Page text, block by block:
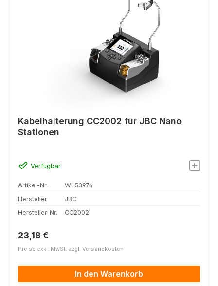
Kabelhalterung CC2002 für JBC Nano
Stationen
Verfügbar
Artikel-Nr.
WL53974
Hersteller
JBC
Hersteller-Nr.
CC2002
Regulärer Preis:
23,18 €
Preise exkl. MwSt. zzgl. Versandkosten
In den Warenkorb